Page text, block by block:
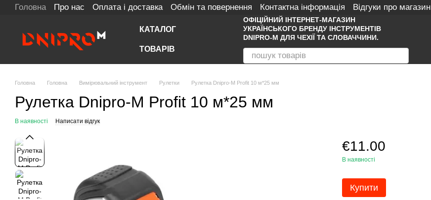
Перейти до основного контенту
Головна Про нас Оплата і доставка Обмін та повернення Контактна інформація Відгуки про магазин
КАТАЛОГ
ТОВАРІВ
ОФІЦІЙНИЙ ІНТЕРНЕТ-МАГАЗИН
УКРАЇНСЬКОГО БРЕНДУ ІНСТРУМЕНТІВ
DNIPRO-M ДЛЯ ЧЕХІЇ ТА СЛОВАЧЧИНИ.
Головна Головна Вимірювальний інструмент Рулетки Рулетка Dnipro-M Profit 10 м*25 мм
Рулетка Dnipro-M Profit 10 м*25 мм
В наявності Написати відгук
€11.00
В наявності
Купити